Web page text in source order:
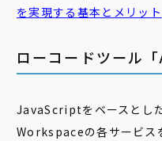
を実現する基本とメリット
ローコードツール
JavaScriptをベースとし
Workspaceの各サービス